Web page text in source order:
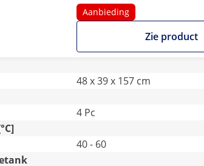
Aanbieding
Zie product
48 x 39 x 157 cm
4 Pc
40 - 60